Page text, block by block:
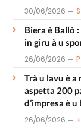
30/06/2026
Biera è Ballò
in giru à u
26/06/2026
Trà u lavu è a
aspetta 200
d’impresa è
26/06/2026